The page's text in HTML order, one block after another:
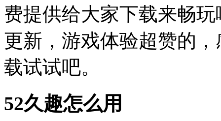
费提供给大家下载来畅
更新，游戏体验超赞的
载试试吧。
52久趣怎么用